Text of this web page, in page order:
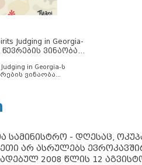
Judging in Georgia-
ვინაობა
Judging in Georgia-ს
ვინაობა
სამინისტრო - დღესაც,
არ ასრულებს
2008 წლის 12